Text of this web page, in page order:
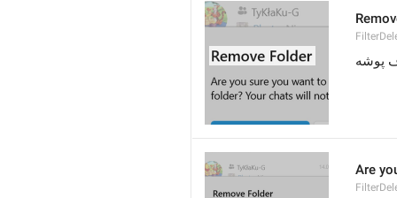
پوشه
Are